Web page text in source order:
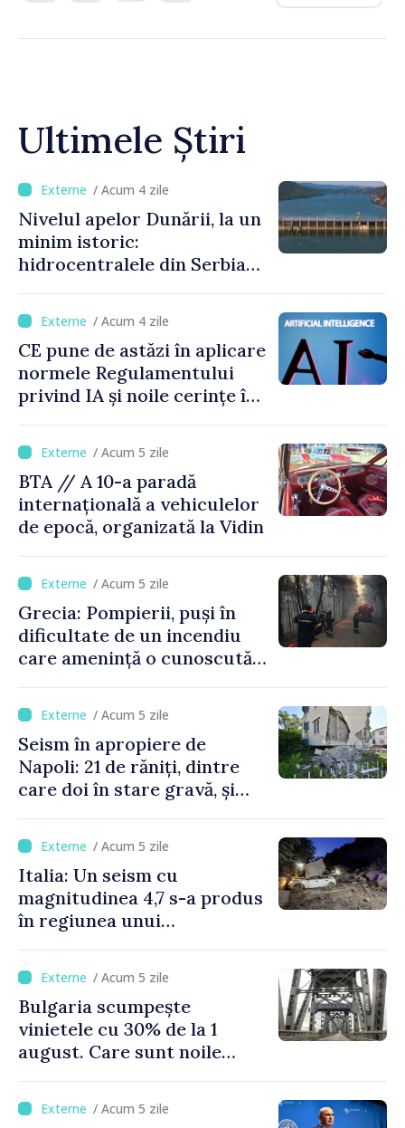
Ultimele Știri
/ Acum 4 zile
Nivelul apelor Dunării, la un
minim istoric:
hidrocentralele din Serbia
capacitate
/ Acum 4 zile
CE pune de astăzi în aplicare
normele Regulamentului
privind IA și noile cerințe în
/ Acum 5 zile
BTA // A 10-a paradă
internațională a vehiculelor
de epocă, organizată la Vidin
/ Acum 5 zile
Grecia: Pompierii, puși în
dificultate de un incendiu
care amenință o cunoscută
/ Acum 5 zile
Seism în apropiere de
Napoli: 21 de răniți, dintre
care doi în stare gravă, și
/ Acum 5 zile
Italia: Un seism cu
magnitudinea 4,7 s-a produs
în regiunea unui
de Napoli
/ Acum 5 zile
Bulgaria scumpește
vinietele cu 30% de la 1
august. Care sunt noile
/ Acum 5 zile